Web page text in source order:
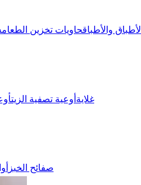
الأطباق والأطباقحاويات تخزين الطعام
غلاية أوعية تصفية الزيت
صفائح الخبز